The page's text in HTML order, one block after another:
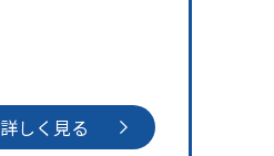
詳しく見る